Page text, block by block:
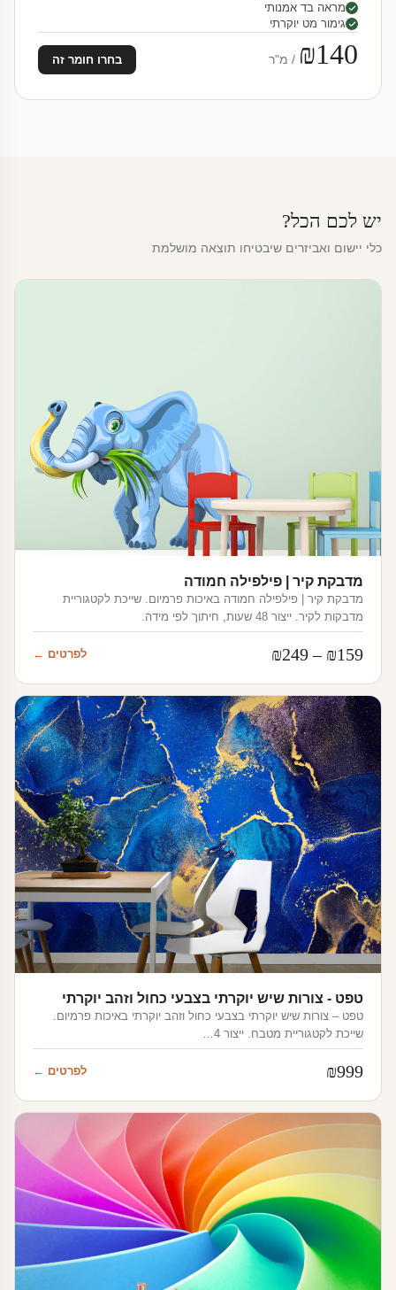
מראה בד אמנותי
גימור מט יוקרתי
₪140 / מ"ר בחרו חומר זה
יש לכם הכל?
כלי יישום ואביזרים שיבטיחו תוצאה מושלמת
מדבקת קיר | פילפילה חמודה
מדבקת קיר | פילפילה חמודה באיכות פרמיום. שייכת לקטגוריית
מדבקות לקיר. ייצור 48 שעות, חיתוך לפי מידה.
₪159
–
₪249
מחירים:
עד
לפרטים ←
טפט - צורות שיש יוקרתי בצבעי כחול וזהב יוקרתי
טפט – צורות שיש יוקרתי בצבעי כחול וזהב יוקרתי באיכות פרמיום.
שייכת לקטגוריית מטבח. ייצור 4…
₪999 לפרטים ←